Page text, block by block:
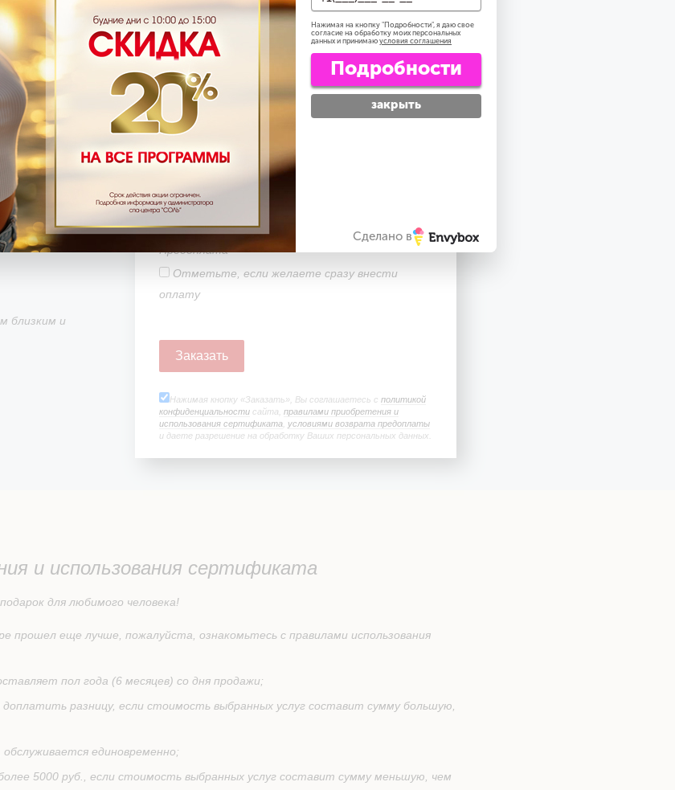
на email.
контактные
сумму
5000 руб);
После
на Вашу
мин. После
или
оформления в
близким и
Ваш e-mail
Программа
Номинал сертификата
4600
Предоплата
Отметьте, если желаете сразу внести
оплату
Нажимая кнопку «Заказать», Вы соглашаетесь с политикой
конфиденциальности сайта, правилами приобретения и
использования сертификата условиями возврата предоплаты
и даете разрешение на обработку Ваших персональных данных.
и использования сертификата
для любимого человека!
еще лучше, пожалуйста, ознакомьтесь с правилами использования
пол года (6 месяцев) со дня продажи;
разницу, если стоимость выбранных услуг составит сумму большую,
единовременно;
5000 руб., если стоимость выбранных услуг составит сумму меньшую, чем
Нажимая на кнопку "Подробности", я даю свое
согласие на обработку моих персональных
данных и принимаю условия соглашения
Подробности
закрыть
Сделано в